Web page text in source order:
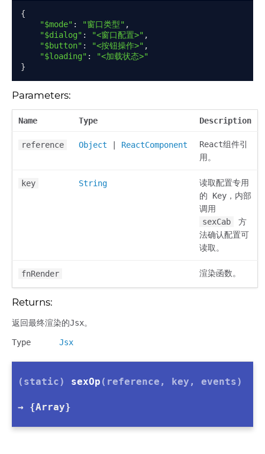
{
"$mode" : "窗口类型" ,
"$dialog" : "<窗口配置>" ,
"$button" : "<按钮操作>" ,
"$loading" :
"<加载状态>"
}
Parameters:
Name Type Description
reference Object ReactComponent
React组件引
用。
key String
读取配置专用
的 Key，内部
调用
sexCab
方
法确认配置可
读取。
fnRender 渲染函数。
Returns:
返回最终渲染的Jsx。
Type Jsx
(static) sexOp (reference, key, events)
→ {Array}